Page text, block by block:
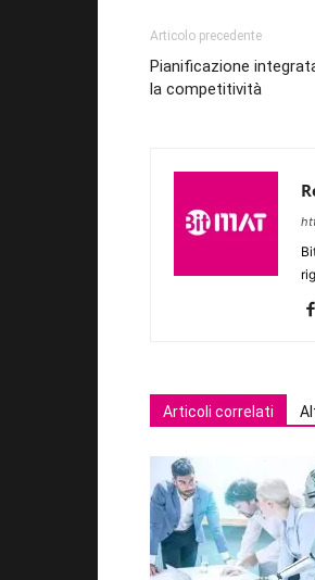
Articolo precedente
Pianificazione
la competitività
Articoli correlati